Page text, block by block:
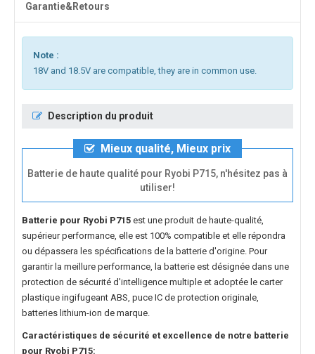
Garantie&Retours
Note :
18V and 18.5V are compatible, they are in common use.
Description du produit
Mieux qualité, Mieux prix
Batterie de haute qualité pour Ryobi P715, n'hésitez pas à
utiliser!
Batterie pour Ryobi P715 est une produit de haute-qualité,
supérieur performance, elle est 100% compatible et elle répondra
ou dépassera les spécifications de la batterie d'origine. Pour
garantir la meillure performance, la batterie est désignée dans une
protection de sécurité d'intelligence multiple et adoptée le carter
plastique ingifugeant ABS, puce IC de protection originale,
batteries lithium-ion de marque.
Caractéristiques de sécurité et excellence de notre batterie
pour Ryobi P715: